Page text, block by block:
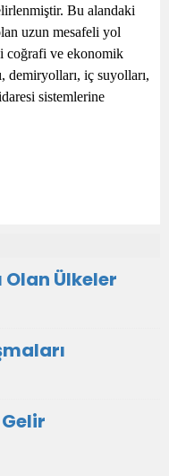
Bu alandaki
uzun mesafeli yol
coğrafi ve ekonomik
demiryolları, iç suyolları,
sistemlerine
Olan Ülkeler